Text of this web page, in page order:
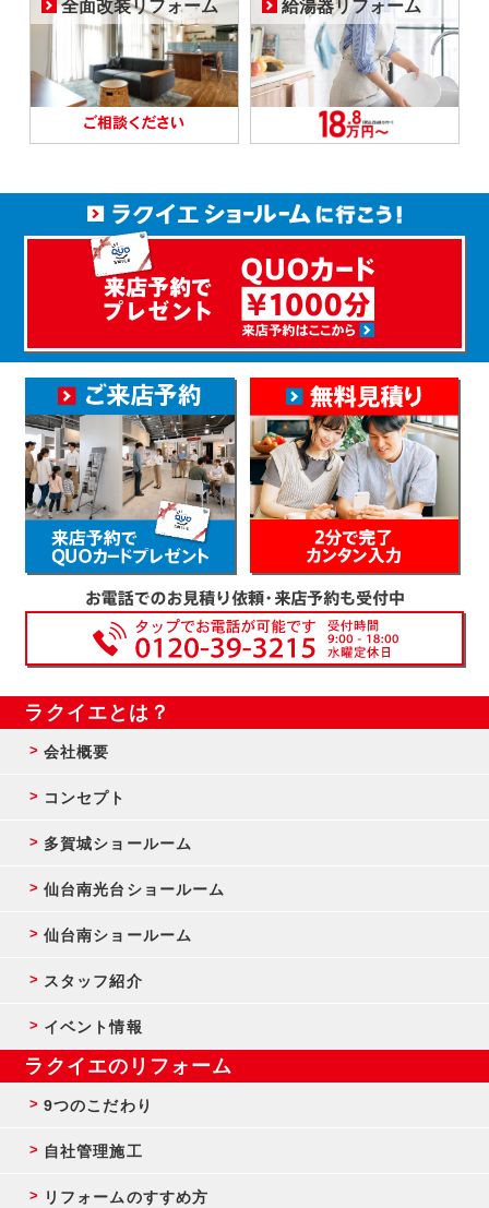
全面改装リフォーム 給湯器リフォーム
ラクイエとは？
会社概要
コンセプト
多賀城ショールーム
仙台南光台ショールーム
仙台南ショールーム
スタッフ紹介
イベント情報
ラクイエのリフォーム
9つのこだわり
自社管理施工
リフォームのすすめ方